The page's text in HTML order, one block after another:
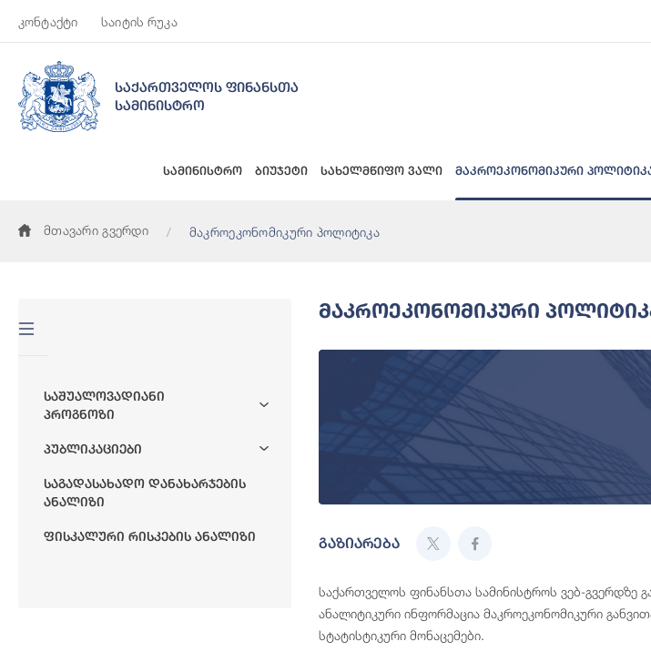
კონტაქტი საიტის რუკა
საქართველოს ფინანსთა
სამინისტრო
სამინისტრო ბიუჯეტი სახელმწიფო ვალი მაკროეკონომიკური
მთავარი გვერდი მაკროეკონომიკური პოლიტიკა
Საშუალოვადიანი
Პროგნოზი
Პუბლიკაციები
Საგადასახადო Დანახარჯების
Ანალიზი
Ფისკალური Რისკების Ანალიზი
Მაკროეკონომიკური
გაზიარება
საქართველოს ფინანსთა სამინისტროს ვებ-გვერდზე
ანალიტიკური ინფორმაცია მაკროეკონომიკური
სტატისტიკური მონაცემები.